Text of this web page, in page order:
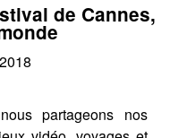
de Cannes,
partageons nos